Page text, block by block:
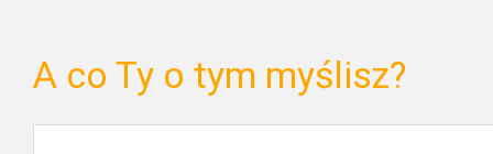
A co Ty o tym myślisz?